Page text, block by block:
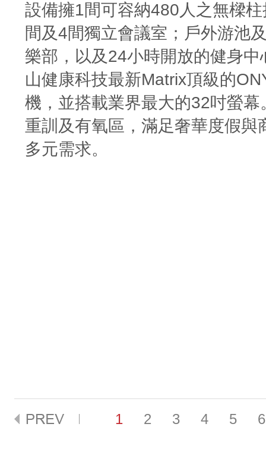
設備擁1間可容納480人之無樑
間及4間獨立會議室；戶外游池
樂部，以及24小時開放的健身中
山健康科技最新Matrix頂級的
機，並搭載業界最大的32吋螢幕
重訓及有氧區，滿足奢華度假與
多元需求。
1 2 3 4 5 6